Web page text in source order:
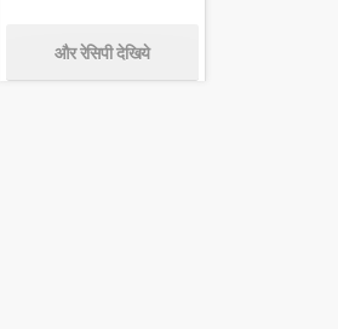
और रेसिपी देखिये